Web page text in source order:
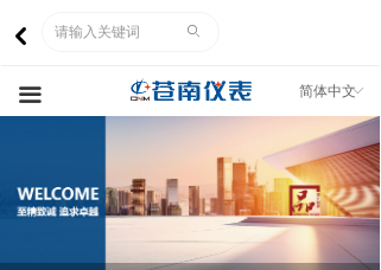
ꄙ
끀
网站首页
市场营销
ꀅ
简体中文
낒